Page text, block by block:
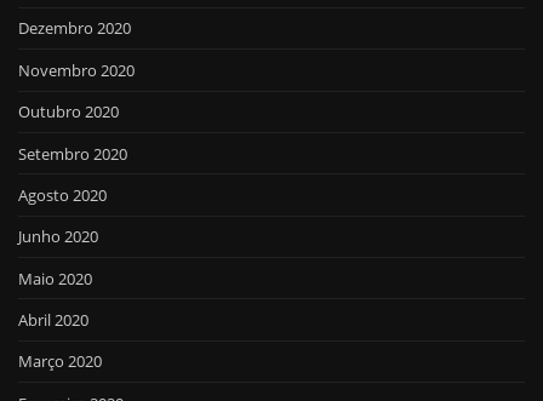
Dezembro 2020
Novembro 2020
Outubro 2020
Setembro 2020
Agosto 2020
Junho 2020
Maio 2020
Abril 2020
Março 2020